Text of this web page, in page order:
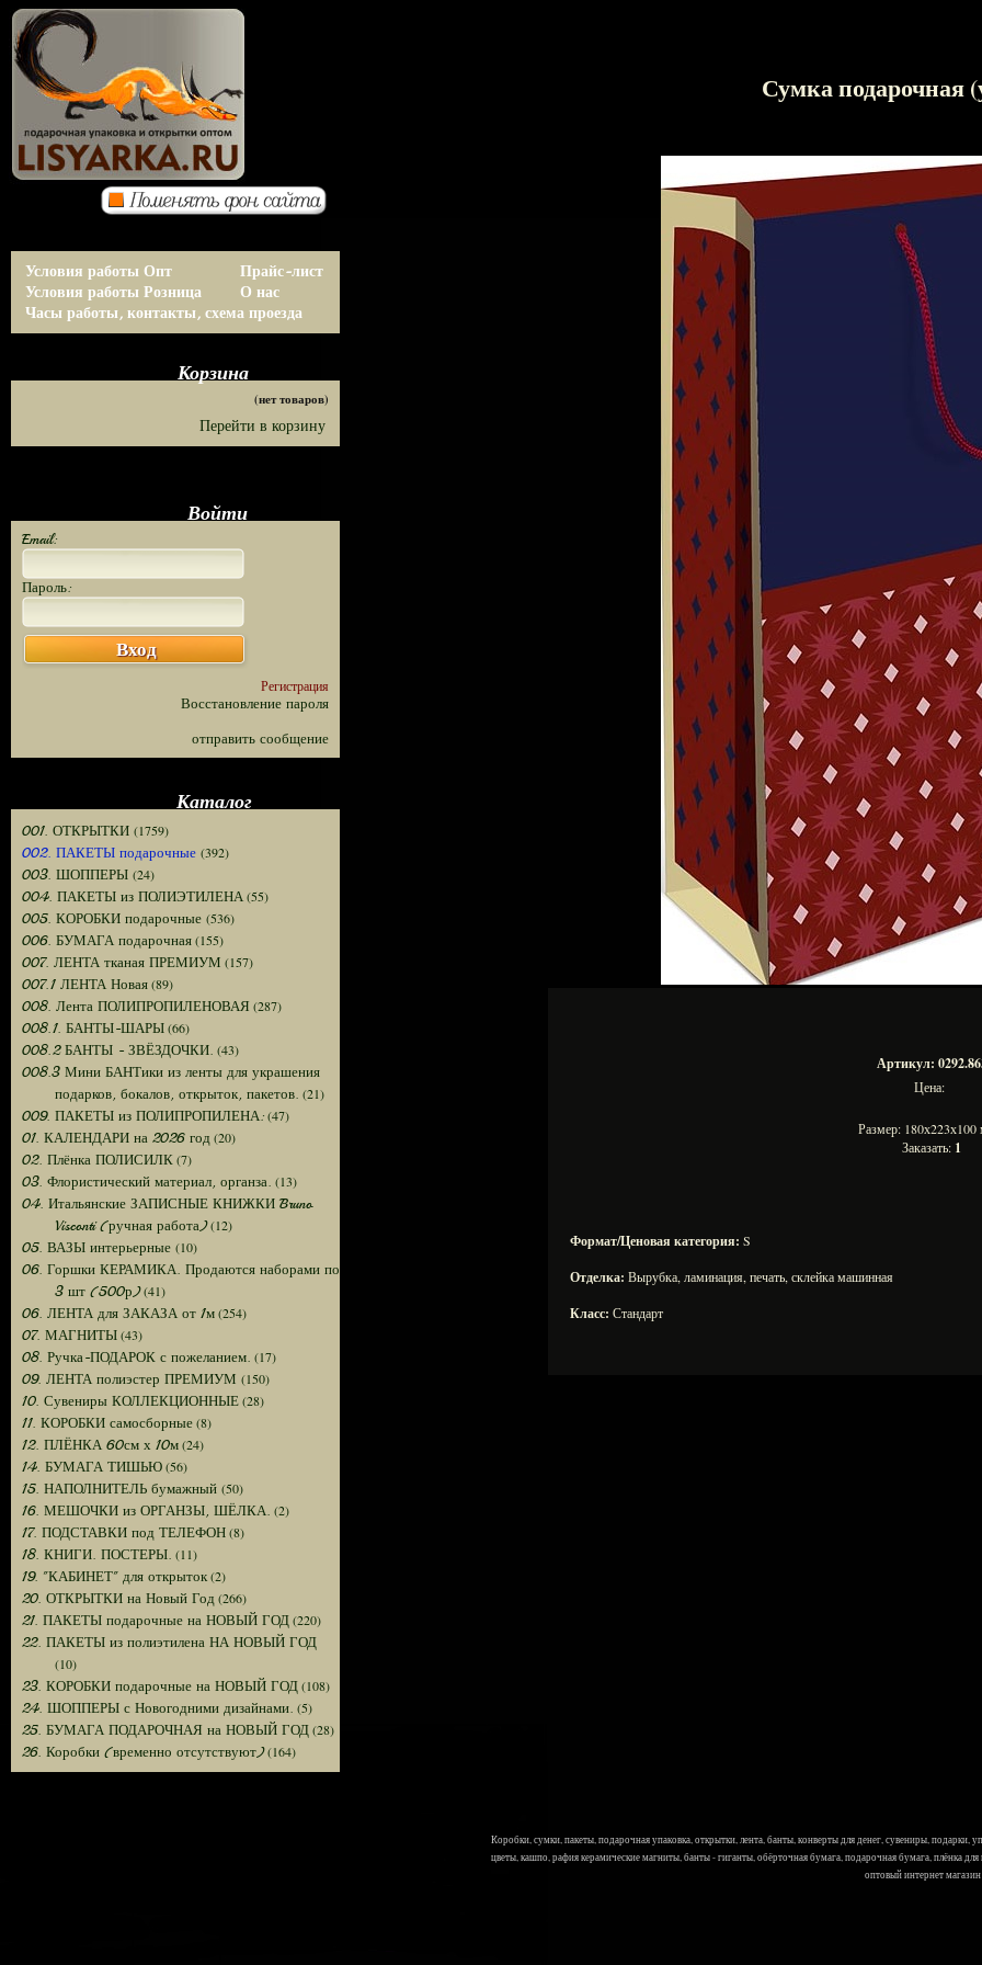
Условия работы Опт
Условия работы Розница
Прайс-лист
О нас
Часы работы, контакты, схема проезда
Корзина
(нет товаров)
Перейти в корзину
Войти
Email:
Пароль:
Вход
Регистрация
Восстановление пароля
отправить сообщение
Каталог
001. ОТКРЫТКИ (1759)
002. ПАКЕТЫ подарочные (392)
003. ШОППЕРЫ (24)
004. ПАКЕТЫ из ПОЛИЭТИЛЕНА(55)
005. КОРОБКИ подарочные (536)
006. БУМАГА подарочная(155)
007. ЛЕНТА тканая ПРЕМИУМ (157)
007.1 ЛЕНТА Новая(89)
008. Лента ПОЛИПРОПИЛЕНОВАЯ (287)
008.1. БАНТЫ-ШАРЫ(66)
008.2 БАНТЫ - ЗВЁЗДОЧКИ. (43)
008.3 Мини БАНТики из ленты для украшения
подарков, бокалов, открыток, пакетов. (21)
009. ПАКЕТЫ из ПОЛИПРОПИЛЕНА:(47)
01. КАЛЕНДАРИ на 2026 год (20)
02. Плёнка ПОЛИСИЛК(7)
03. Флористический материал, органза. (13)
04. Итальянские ЗАПИСНЫЕ КНИЖКИ Bruno
Visconti (ручная работа)(12)
05. ВАЗЫ интерьерные (10)
06. Горшки КЕРАМИКА. Продаются наборами по
3 шт (500р)(41)
06. ЛЕНТА для ЗАКАЗА от 1м(254)
07. МАГНИТЫ(43)
08. Ручка-ПОДАРОК с пожеланием. (17)
09. ЛЕНТА полиэстер ПРЕМИУМ (150)
10. Сувениры КОЛЛЕКЦИОННЫЕ(28)
11. КОРОБКИ самосборные(8)
12. ПЛЁНКА 60см х 10м(24)
14. БУМАГА ТИШЬЮ(56)
15. НАПОЛНИТЕЛЬ бумажный (50)
16. МЕШОЧКИ из ОРГАНЗЫ, ШЁЛКА. (2)
17. ПОДСТАВКИ под ТЕЛЕФОН(8)
18. КНИГИ. ПОСТЕРЫ. (11)
19. "КАБИНЕТ" для открыток(2)
20. ОТКРЫТКИ на Новый Год (266)
21. ПАКЕТЫ подарочные на НОВЫЙ ГОД(220)
22. ПАКЕТЫ из полиэтилена НА НОВЫЙ ГОД
(10)
23. КОРОБКИ подарочные на НОВЫЙ ГОД(108)
24. ШОППЕРЫ с Новогодними дизайнами. (5)
25. БУМАГА ПОДАРОЧНАЯ на НОВЫЙ ГОД(28)
26. Коробки (временно отсутствуют)(164)
Сумка подарочная
Артикул:
Цена:
Размер:
Заказать: 1
Формат/Ценовая категория: S
Отделка: Вырубка, ламинация, печать, склейка машинная
Класс: Стандарт
Коробки, сумки, пакеты, подарочная упаковка, открытки, лента, банты, конверты для денег, сувениры,
цветы, кашпо, рафия керамические магниты, банты - гиганты, обёрточная бумага, подарочная бумага, плёнка
оптовый интернет